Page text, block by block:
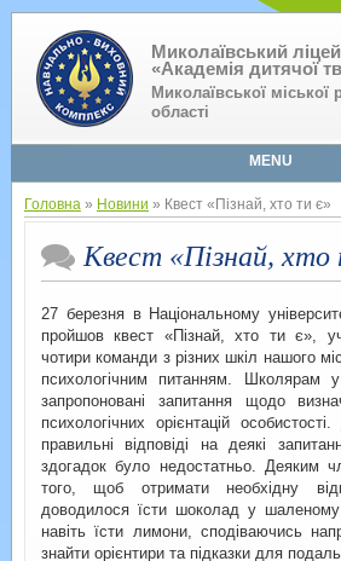
Миколаївський ліцей
«Академія дитячої
Миколаївської міської
області
MENU
Головна» Новини » Квест «Пізнай, хто ти є»
Квест «Пізнай, хто
27 березня в Національному
пройшов квест «Пізнай, хто ти є»,
чотири команди з різних шкіл нашого
психологічним питанням. Школярам
запропоновані запитання щодо
психологічних орієнтацій
правильні відповіді на деякі
здогадок було недостатньо. Деяким
того, щоб отримати необхідну
доводилося їсти шоколад у
навіть їсти лимони, сподіваючись
знайти орієнтири та підказки для